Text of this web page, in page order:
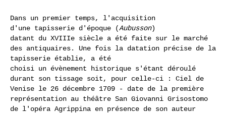
Dans un premier temps, l'acquisition
d'une tapisserie d'époque (Aubusson)
datant du XVIIIe siècle a été faite sur le marché
des antiquaires. Une fois la datation précise de la
tapisserie établie, a été
choisi un évènement historique s'étant déroulé
durant son tissage soit, pour celle-ci : Ciel de
Venise le 26 décembre 1709 - date de la première
représentation au théâtre San Giovanni Grisostomo
de l'opéra Agrippina en présence de son auteur